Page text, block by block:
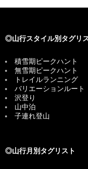
◎山行スタイル別タグリ
積雪期ピークハント
無雪期ピークハント
トレイルランニング
バリエーションルート
沢登り
山中泊
子連れ登山
◎山行月別タグリスト